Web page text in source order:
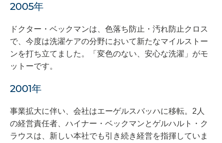
2005年
ドクター・ベックマンは、色落ち防止・汚れ防止クロス
で、今度は洗濯ケアの分野において新たなマイルストー
ンを打ち立てました。「変色のない、安心な洗濯」がモ
ットーです。
2001年
事業拡大に伴い、会社はエーゲルスバッハに移転。2人
の経営責任者、ハイナー・ベックマンとゲルハルト・ク
ラウスは、新しい本社でも引き続き経営を指揮していま